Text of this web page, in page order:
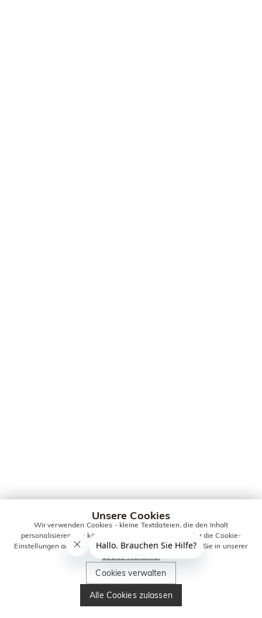
Unsere Cookies
Wir verwenden Cookies - kleine Textdateien, die den Inhalt
personalisieren. Sie können alle Cookies zulassen oder die Cookie-
Einstellungen anpassen. Weitere Informationen erhalten Sie in unserer
Cookie-Richtlinie.
Cookies verwalten
Alle Cookies zulassen